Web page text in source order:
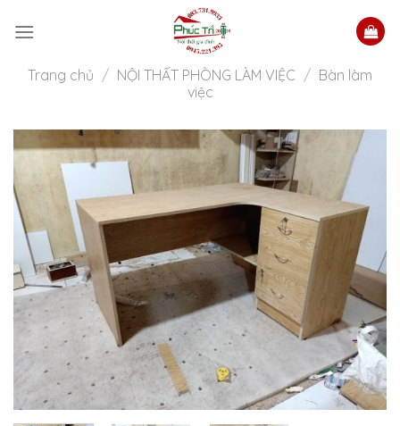
Trang chủ / NỘI THẤT PHÒNG LÀM VIỆC / Bàn làm
việc